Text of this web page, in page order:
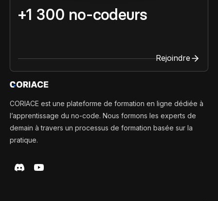
+1 300 no-codeurs
Rejoindre
CORIACE est une plateforme de formation en ligne dédiée à
l’apprentissage du no-code. Nous formons les experts de
demain à travers un processus de formation basée sur la
pratique.